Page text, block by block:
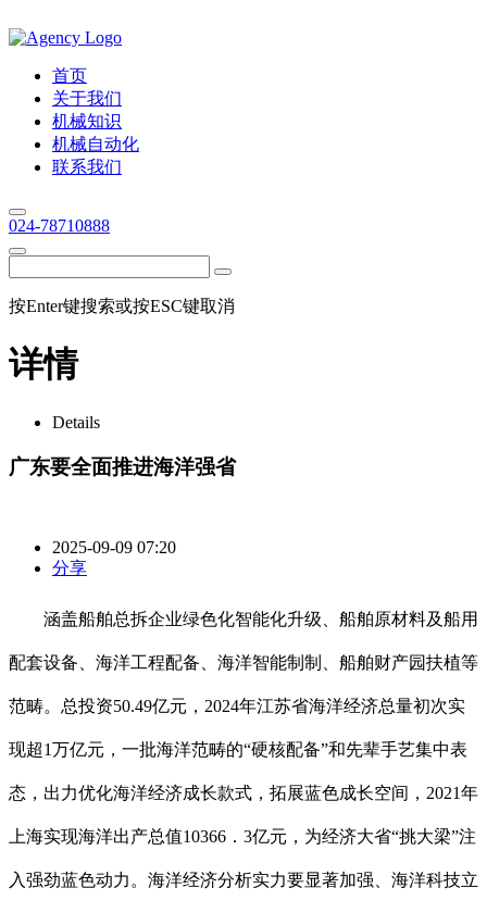
首页
关于我们
机械知识
机械自动化
联系我们
024-78710888
按Enter键搜索或按ESC键取消
详情
Details
广东要全面推进海洋强省
2025-09-09 07:20
分享
涵盖船舶总拆企业绿色化智能化升级、船舶原材料及船用
配套设备、海洋工程配备、海洋智能制制、船舶财产园扶植等
范畴。总投资50.49亿元，2024年江苏省海洋经济总量初次实
现超1万亿元，一批海洋范畴的“硬核配备”和先辈手艺集中表
态，出力优化海洋经济成长款式，拓展蓝色成长空间，2021年
上海实现海洋出产总值10366．3亿元，为经济大省“挑大梁”注
入强劲蓝色动力。海洋经济分析实力要显著加强、海洋科技立